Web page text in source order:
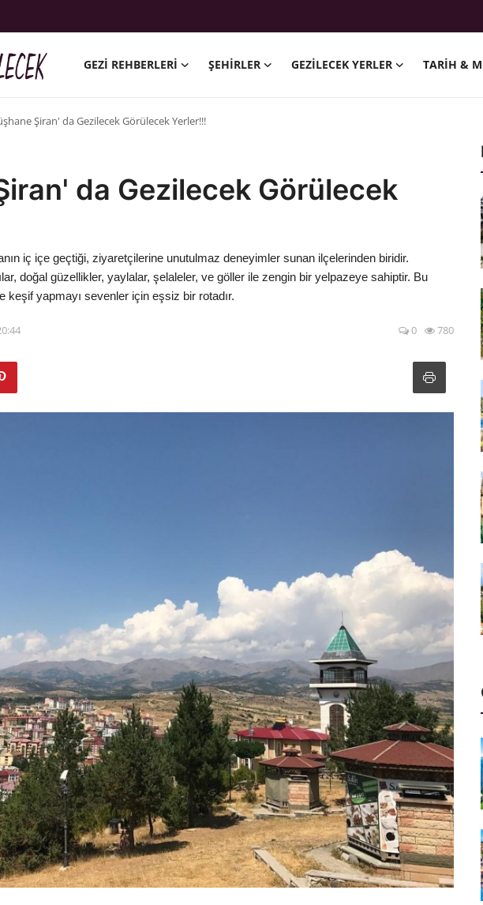
GEZI REHBERLERI ŞEHIRLER GEZILECEK YERLER TARIH &
Şiran' da Gezilecek Görülecek Yerler!!!
da Gezilecek Görülecek
iç içe geçtiği, ziyaretçilerine unutulmaz deneyimler sunan ilçelerinden biridir.
doğal güzellikler, yaylalar, şelaleler, ve göller ile zengin bir yelpazeye sahiptir. Bu
yapmayı sevenler için eşsiz bir rotadır.
0 780